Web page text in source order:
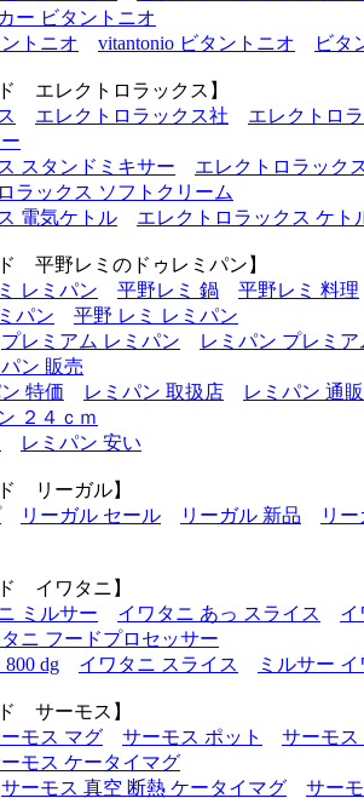
ー ビタントニオ
トニオ
vitantonio ビタントニオ ビタ
エレクトロラックス】
エレクトロラックス社
エレクトロ
スタンドミキサー
エレクトロラック
ラックス ソフトクリーム
電気ケトル
エレクトロラックス ケト
平野レミのドゥレミパン】
レミパン 平野レミ 鍋
平野レミ 料理
パン
平野 レミ レミパン
プレミアム レミパン
レミパン プレミア
ン 販売
特価
レミパン 取扱店
レミパン 通販
２４ｃｍ
レミパン 安い
リーガル】
リーガル セール リーガル 新品
リ
イワタニ】
ミルサー イワタニ あっ スライス
イ
ニ フードプロセッサー
dg
イワタニ スライス ミルサー
サーモス】
モス マグ サーモス ポット
サーモス
モス ケータイマグ
サーモス 真空 断熱 ケータイマグ サー